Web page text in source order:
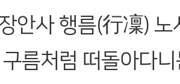
안사 행름(行凜)
름처럼 떠돌아다